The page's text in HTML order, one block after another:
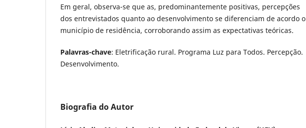
Em geral, observa-se que as, predominantemente positivas, percepções
dos entrevistados quanto ao desenvolvimento se diferenciam de acordo o
município de residência, corroborando assim as expectativas teóricas.
Palavras-chave: Eletrificação rural. Programa Luz para Todos. Percepção.
Desenvolvimento.
Biografia do Autor